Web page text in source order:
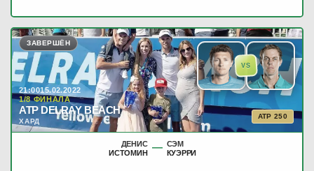
VS
ЗАВЕРШЁН
21:0015.02.2022
1/8 ФИНАЛА
ATP DELRAY BEACH
ХАРД
ATP 250
ДЕНИС
ИСТОМИН — СЭМ
КУЭРРИ